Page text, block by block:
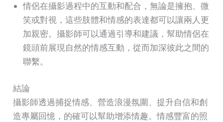
情侶在攝影過程中的互動和配合，無論是擁抱、微
笑或對視，這些肢體和情感的表達都可以讓兩人更
加親密。攝影師可以通過引導和建議，幫助情侶在
鏡頭前展現自然的情感互動，從而加深彼此之間的
聯繫。
結論
攝影師透過捕捉情感、營造浪漫氛圍、提升自信和創
造專屬回憶，的確可以幫助增添情趣。情感豐富的照